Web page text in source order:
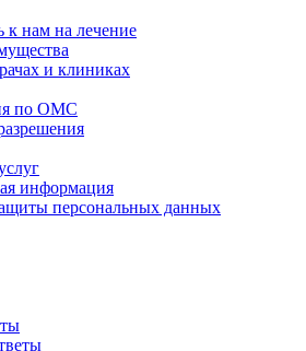
к нам на лечение
и клиниках
по ОМС
информация
персональных данных